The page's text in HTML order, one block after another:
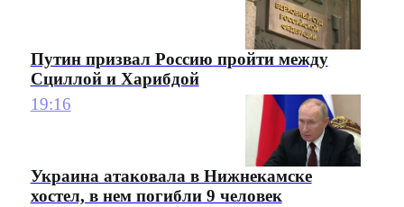
Путин призвал Россию пройти между
Сциллой и Харибдой
19:16
Украина атаковала в Нижнекамске
хостел, в нем погибли 9 человек